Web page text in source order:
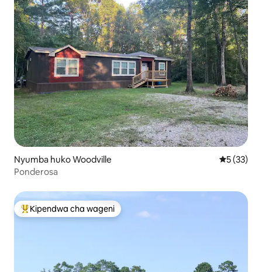
Nyumba huko Woodville Ukadiriaji
5 (33)
Ponderosa
Kipendwa maarufu cha wageni
Kipendwa cha wageni